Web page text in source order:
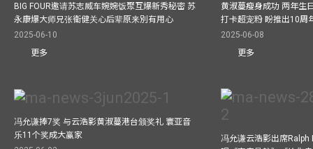
BIG FOUR邀请苏志威车婉婉饭聚互爆新秀秘密 苏
永康爆大师兄张衞健关心后辈原来別有用心
2025-06-10
更多
黄淑蔓瘦身成功 两年生
打卡超宠粉 盼推出10周
2025-06-08
更多
冯允谦捧7奖 与云浩影黄淑蔓港台颁奖礼 寰亚音
乐11个奖成大赢家
冯允谦云浩影出席